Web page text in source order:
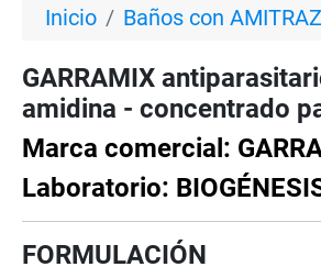
Inicio Baños con
GARRAMIX
amidina - concentrado
Marca comercial:
Laboratorio:
FORMULACIÓN